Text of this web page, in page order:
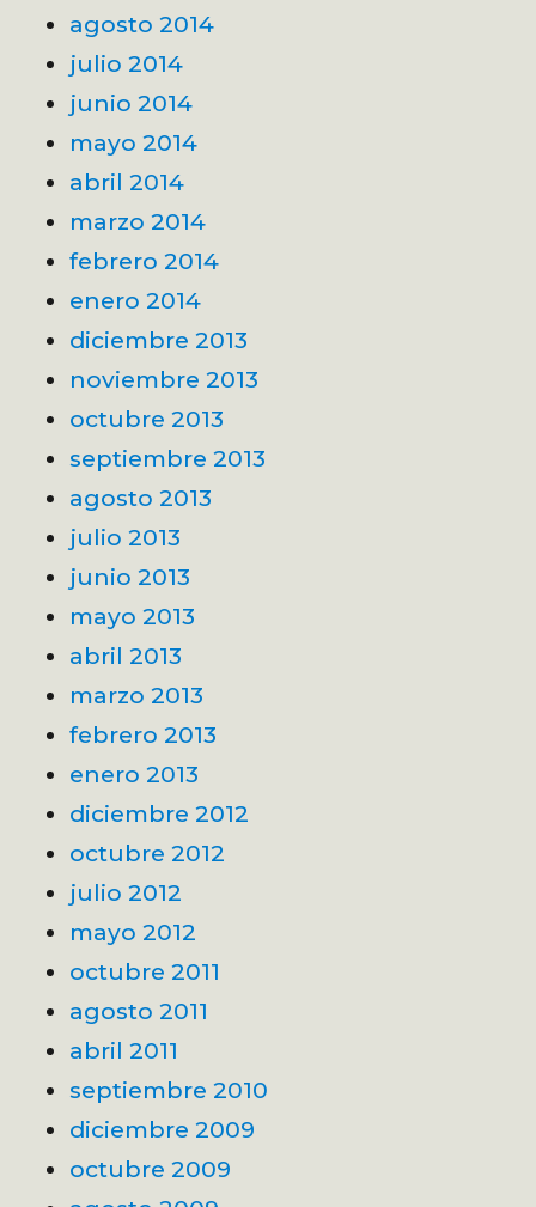
agosto 2014
julio 2014
junio 2014
mayo 2014
abril 2014
marzo 2014
febrero 2014
enero 2014
diciembre 2013
noviembre 2013
octubre 2013
septiembre 2013
agosto 2013
julio 2013
junio 2013
mayo 2013
abril 2013
marzo 2013
febrero 2013
enero 2013
diciembre 2012
octubre 2012
julio 2012
mayo 2012
octubre 2011
agosto 2011
abril 2011
septiembre 2010
diciembre 2009
octubre 2009